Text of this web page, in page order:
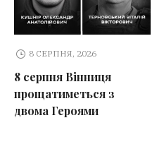
8 СЕРПНЯ, 2026
8 серпня Вінниця
прощатиметься з
двома Героями